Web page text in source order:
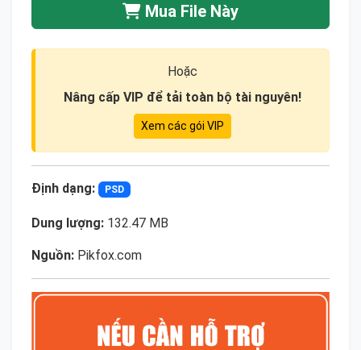
Mua File Này
Hoặc
Nâng cấp VIP để tải toàn bộ tài nguyên!
Xem các gói VIP
Định dạng: PSD
Dung lượng: 132.47 MB
Nguồn: Pikfox.com